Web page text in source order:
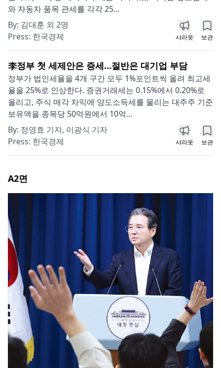
와 자동차 품목 관세를 각각 25...
By: 김대훈 외 2명
Press: 한국경제 샤라웃 보관
李정부 첫 세제안은 증세…절반은 대기업 부담
정부가 법인세율을 4개 구간 모두 1%포인트씩 올려 최고세
율을 25%로 인상한다. 증권거래세는 0.15%에서 0.20%로
올리고, 주식 매각 차익에 양도소득세를 물리는 대주주 기준
보유액을 종목당 50억원에서 10억...
By: 정영효 기자, 이광식 기자
Press: 한국경제 샤라웃 보관
A2면